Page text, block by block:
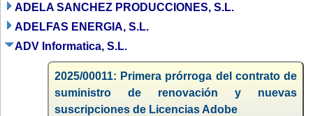
ADELA SANCHEZ PRODUCCIONES, S.L.
ADELFAS ENERGIA, S.L.
ADV Informatica, S.L.
2025/00011: Primera prórroga del contrato de
suministro de renovación y nuevas
suscripciones de Licencias Adobe